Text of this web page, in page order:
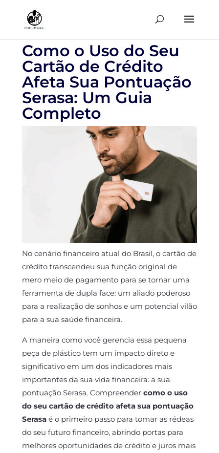
Como o Uso do Seu
Cartão de Crédito
Afeta Sua Pontuação
Serasa: Um Guia
Completo
No cenário financeiro atual do Brasil, o cartão de
crédito transcendeu sua função original de
mero meio de pagamento para se tornar uma
ferramenta de dupla face: um aliado poderoso
para a realização de sonhos e um potencial vilão
para a sua saúde financeira.
A maneira como você gerencia essa pequena
peça de plástico tem um impacto direto e
significativo em um dos indicadores mais
importantes da sua vida financeira: a sua
pontuação Serasa. Compreender como o uso
do seu cartão de crédito afeta sua pontuação
Serasaé o primeiro passo para tomar as rédeas
do seu futuro financeiro, abrindo portas para
melhores oportunidades de crédito e juros mais